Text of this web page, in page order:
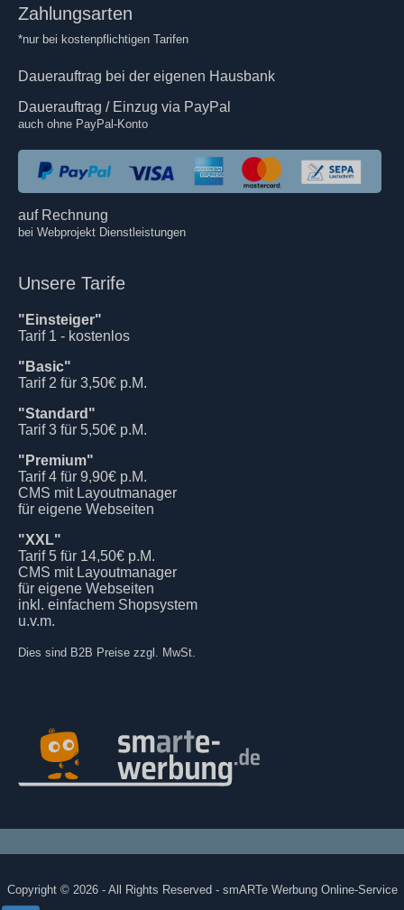
Zahlungsarten
*nur bei kostenpflichtigen Tarifen
Dauerauftrag bei der eigenen Hausbank
Dauerauftrag / Einzug via PayPal
auch ohne PayPal-Konto
auf Rechnung
bei Webprojekt Dienstleistungen
Unsere Tarife
"Einsteiger"
Tarif 1 - kostenlos
"Basic"
Tarif 2 für 3,50€ p.M.
"Standard"
Tarif 3 für 5,50€ p.M.
"Premium"
Tarif 4 für 9,90€ p.M.
CMS mit Layoutmanager
für eigene Webseiten
"XXL"
Tarif 5 für 14,50€ p.M.
CMS mit Layoutmanager
für eigene Webseiten
inkl. einfachem Shopsystem
u.v.m.
Dies sind B2B Preise zzgl. MwSt.
Copyright © 2026 - All Rights Reserved - smARTe Werbung Online-Service